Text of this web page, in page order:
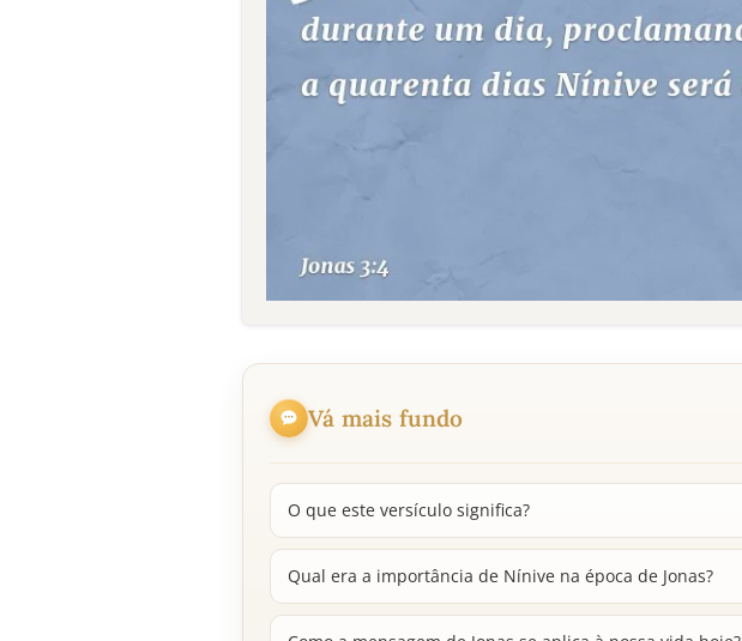
Vá mais fundo
O que este versículo significa?
Qual era a importância de Nínive na época de Jonas?